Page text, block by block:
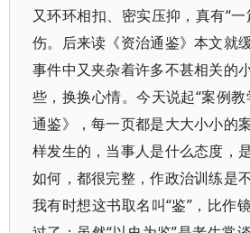
又环环相扣、密实压抑，真有“
伤。后来读《资治通鉴》本文就
事件中又夹杂着许多不甚相关的
些，换换心情。今天说起“案例
通鉴》，每一页都是大大小小的
样发生的，当事人是什么态度，
如何，都很完整，作政治训练是
我有时想这书取名叫“鉴”，比作